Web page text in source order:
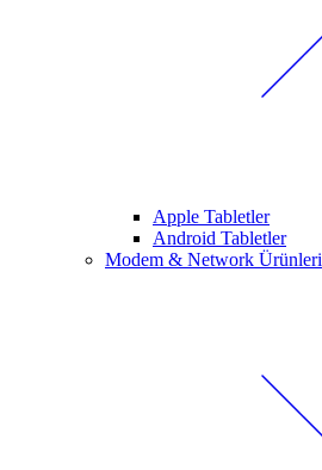
Apple Tabletler
Android Tabletler
Modem & Network Ürünleri